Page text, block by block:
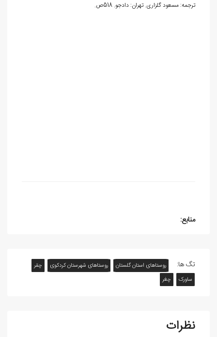
ترجمه: مسعود گلزاری. تهران: دادجو. 518ص.
منابع:
تگ ها: روستاهای استان گلستان روستاهای شهرستان کردکوی
چقر
ساورک
چغر
نظرات